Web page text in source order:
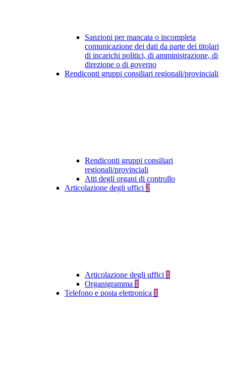
Sanzioni per mancata o incompleta
comunicazione dei dati da parte dei titolari
di incarichi politici, di amministrazione, di
direzione o di governo
Rendiconti gruppi consiliari regionali/provinciali
Rendiconti gruppi consiliari
regionali/provinciali
Atti degli organi di controllo
Articolazione degli uffici 2
Articolazione degli uffici 1
Organigramma 1
Telefono e posta elettronica 1